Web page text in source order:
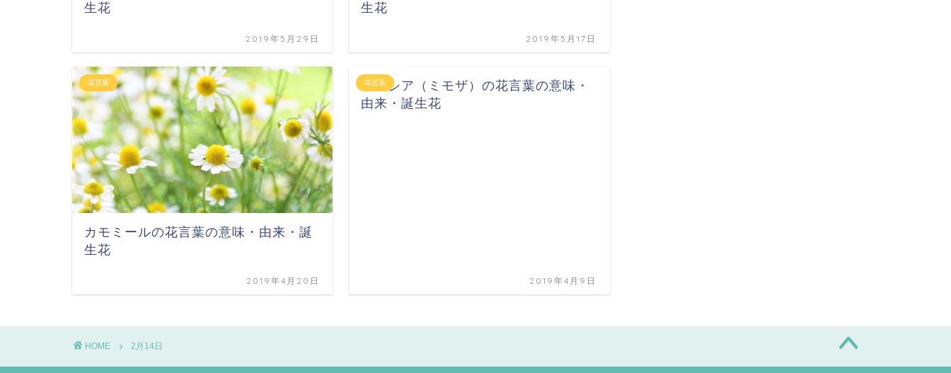
生花
2019年5月29日
生花
2019年5月17日
花言葉
カモミールの花言葉の意味・由来・誕
生花
2019年4月20日
花言葉
アカシア（ミモザ）の花言葉の意味・
由来・誕生花
2019年4月9日
HOME 2月14日